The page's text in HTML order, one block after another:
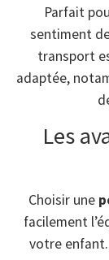
Parfait
sentiment
transport
adaptée,
Les
Choisir une
facilement
votre enfant.